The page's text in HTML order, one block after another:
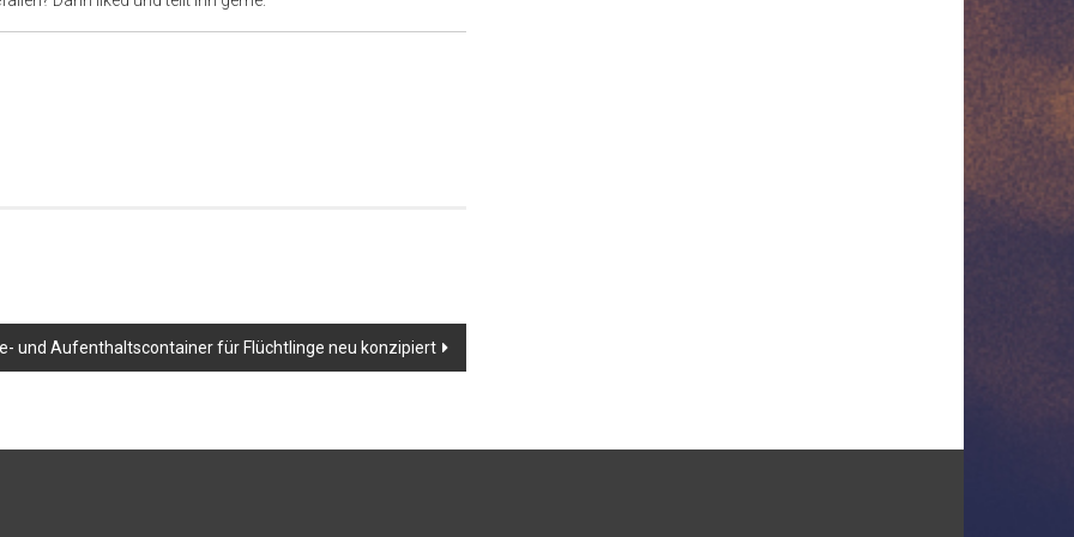
und Aufenthaltscontainer für Flüchtlinge neu konzipiert